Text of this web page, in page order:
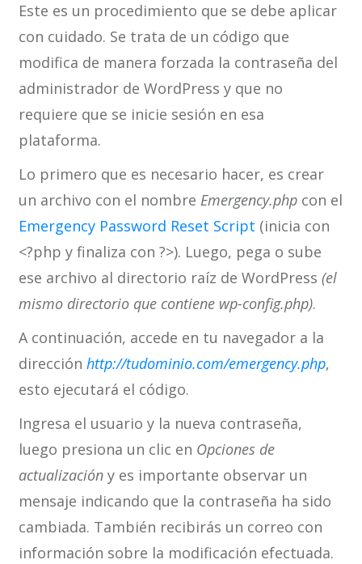
Este es un procedimiento que se debe aplicar
con cuidado. Se trata de un código que
modifica de manera forzada la contraseña del
administrador de WordPress y que no
requiere que se inicie sesión en esa
plataforma.
Lo primero que es necesario hacer, es crear
un archivo con el nombre Emergency.phpcon el
Emergency Password Reset Script (inicia con
<?php y finaliza con ?>). Luego, pega o sube
ese archivo al directorio raíz de WordPress (el
mismo directorio que contiene wp-config.php).
A continuación, accede en tu navegador a la
dirección http://tudominio.com/emergency.php,
esto ejecutará el código.
Ingresa el usuario y la nueva contraseña,
luego presiona un clic en Opciones de
actualizacióny es importante observar un
mensaje indicando que la contraseña ha sido
cambiada. También recibirás un correo con
información sobre la modificación efectuada.